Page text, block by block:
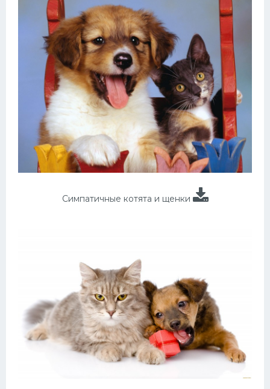
Симпатичные котята и щенки